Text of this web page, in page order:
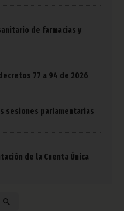
de farmacias y
77 a 94 de 2026
sesiones parlamentarias
de la Cuenta Única